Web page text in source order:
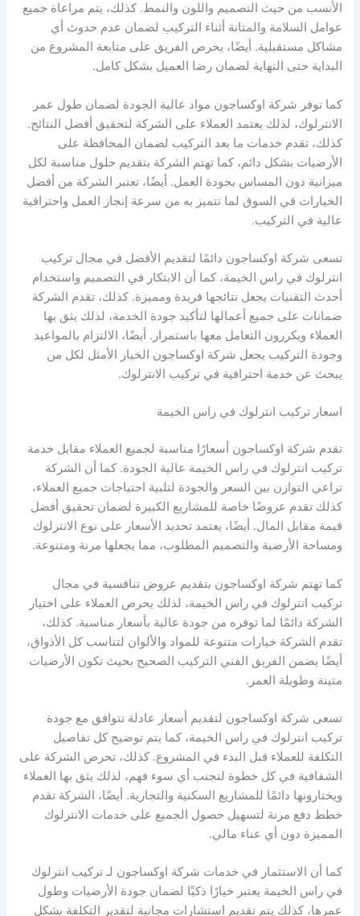
الأنسب من حيث التصميم واللون والنمط. كذلك، يتم مراعاة جميع
عوامل السلامة والمتانة أثناء التركيب لضمان عدم حدوث أي
مشاكل مستقبلية. أيضًا، يحرص الفريق على متابعة المشروع من
البداية حتى النهاية لضمان رضا العميل بشكل كامل.
كما توفر شركة اوكساجون مواد عالية الجودة لضمان طول عمر
الانترلوك، لذلك يعتمد العملاء على الشركة لتحقيق أفضل النتائج.
كذلك، تقدم خدمات ما بعد التركيب لضمان المحافظة على
الأرضيات بشكل دائم، كما تهتم الشركة بتقديم حلول مناسبة لكل
ميزانية دون المساس بجودة العمل. أيضًا، تعتبر الشركة من أفضل
الخيارات في السوق لما تتميز به من سرعة إنجاز العمل واحترافية
عالية في التركيب.
تسعى شركة اوكساجون دائمًا لتقديم الأفضل في مجال تركيب
انترلوك في راس الخيمة، كما أن الابتكار في التصميم واستخدام
أحدث التقنيات يجعل نتائجها فريدة ومميزة. كذلك، تقدم الشركة
ضمانات على جميع أعمالها لتأكيد جودة الخدمة، لذلك يثق بها
العملاء ويكررون التعامل معها باستمرار. أيضًا، الالتزام بالمواعيد
وجودة التركيب يجعل شركة اوكساجون الخيار الأمثل لكل من
يبحث عن خدمة احترافية في تركيب الانترلوك.
اسعار تركيب انترلوك في راس الخيمة
تقدم شركة اوكساجون أسعارًا مناسبة لجميع العملاء مقابل خدمة
تركيب انترلوك في راس الخيمة عالية الجودة. كما أن الشركة
تراعي التوازن بين السعر والجودة لتلبية احتياجات جميع العملاء،
كذلك تقدم عروضًا خاصة للمشاريع الكبيرة لضمان تحقيق أفضل
قيمة مقابل المال. أيضًا، يعتمد تحديد الأسعار على نوع الانترلوك
ومساحة الأرضية والتصميم المطلوب، مما يجعلها مرنة ومتنوعة.
كما تهتم شركة اوكساجون بتقديم عروض تنافسية في مجال
تركيب انترلوك في راس الخيمة، لذلك يحرص العملاء على اختيار
الشركة دائمًا لما توفره من جودة عالية بأسعار مناسبة. كذلك،
تقدم الشركة خيارات متنوعة للمواد والألوان لتناسب كل الأذواق،
أيضًا يضمن الفريق الفني التركيب الصحيح بحيث تكون الأرضيات
متينة وطويلة العمر.
تسعى شركة اوكساجون لتقديم أسعار عادلة تتوافق مع جودة
تركيب انترلوك في راس الخيمة، كما يتم توضيح كل تفاصيل
التكلفة للعملاء قبل البدء في المشروع. كذلك، تحرص الشركة على
الشفافية في كل خطوة لتجنب أي سوء فهم، لذلك يثق بها العملاء
ويختارونها دائمًا للمشاريع السكنية والتجارية. أيضًا، الشركة تقدم
خطط دفع مرنة لتسهيل حصول الجميع على خدمات الانترلوك
المميزة دون أي عناء مالي.
كما أن الاستثمار في خدمات شركة اوكساجون لـ تركيب انترلوك
في راس الخيمة يعتبر خيارًا ذكيًا لضمان جودة الأرضيات وطول
عمرها، كذلك يتم تقديم استشارات مجانية لتقدير التكلفة بشكل